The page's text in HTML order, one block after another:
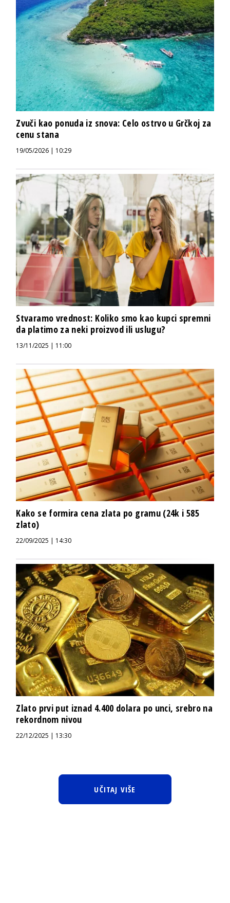
Zvuči kao ponuda iz snova: Celo ostrvo u Grčkoj za
cenu stana
19/05/2026 | 10:29
Stvaramo vrednost: Koliko smo kao kupci spremni
da platimo za neki proizvod ili uslugu?
13/11/2025 | 11:00
Kako se formira cena zlata po gramu (24k i 585
zlato)
22/09/2025 | 14:30
Zlato prvi put iznad 4.400 dolara po unci, srebro na
rekordnom nivou
22/12/2025 | 13:30
UČITAJ VIŠE